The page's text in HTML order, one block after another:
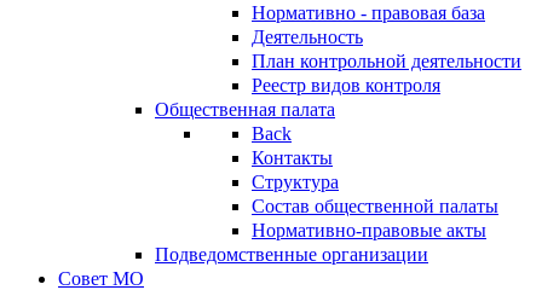
Нормативно - правовая база
Деятельность
План контрольной деятельности
Реестр видов контроля
Общественная палата
Back
Контакты
Структура
Состав общественной палаты
Нормативно-правовые акты
Подведомственные организации
Совет МО